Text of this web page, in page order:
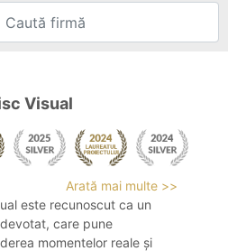
Visual
Arată mai multe >>
este recunoscut ca un
care pune
momentelor reale și